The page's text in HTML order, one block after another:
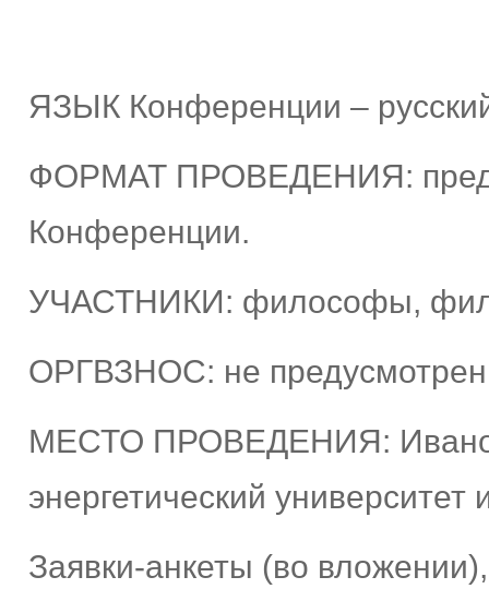
ЯЗЫК Конференции –
ФОРМАТ ПРОВЕДЕНИЯ:
Конференции.
УЧАСТНИКИ: философы,
ОРГВЗНОС: не
МЕСТО ПРОВЕДЕНИЯ:
энергетический
Заявки-анкеты (во